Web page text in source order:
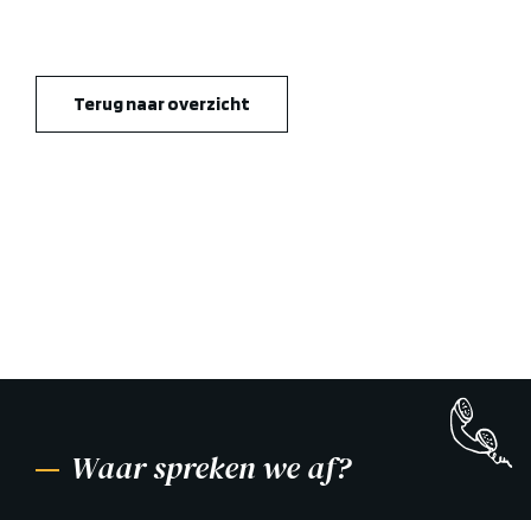
Terug naar overzicht
Waar spreken we af?